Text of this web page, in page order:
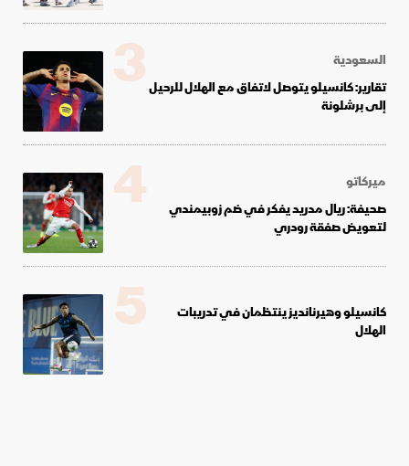
السعودية
تقارير: كانسيلو يتوصل لاتفاق مع الهلال للرحيل
إلى برشلونة
3
ميركاتو
صحيفة: ريال مدريد يفكر في ضم زوبيمندي
لتعويض صفقة رودري
4
كانسيلو وهيرنانديز ينتظمان في تدريبات
الهلال
5